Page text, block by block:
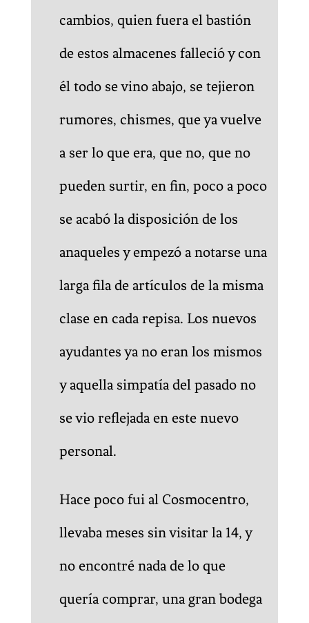
cambios, quien fuera el bastión
de estos almacenes falleció y con
él todo se vino abajo, se tejieron
rumores, chismes, que ya vuelve
a ser lo que era, que no, que no
pueden surtir, en fin, poco a poco
se acabó la disposición de los
anaqueles y empezó a notarse una
larga fila de artículos de la misma
clase en cada repisa. Los nuevos
ayudantes ya no eran los mismos
y aquella simpatía del pasado no
se vio reflejada en este nuevo
personal.
Hace poco fui al Cosmocentro,
llevaba meses sin visitar la 14, y
no encontré nada de lo que
quería comprar, una gran bodega